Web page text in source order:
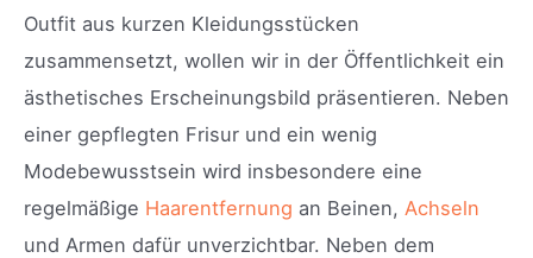
Outfit aus kurzen Kleidungsstücken
zusammensetzt, wollen wir in der Öffentlichkeit ein
ästhetisches Erscheinungsbild präsentieren. Neben
einer gepflegten Frisur und ein wenig
Modebewusstsein wird insbesondere eine
regelmäßige Haarentfernung an Beinen, Achseln
und Armen dafür unverzichtbar. Neben dem